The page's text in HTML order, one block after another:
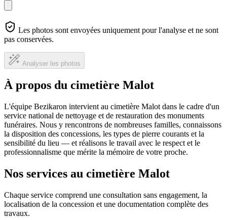
Les photos sont envoyées uniquement pour l'analyse et ne sont
pas conservées.
Analyser les photos
À propos du cimetière Malot
L'équipe Bezikaron intervient au cimetière Malot dans le cadre d'un
service national de nettoyage et de restauration des monuments
funéraires. Nous y rencontrons de nombreuses familles, connaissons
la disposition des concessions, les types de pierre courants et la
sensibilité du lieu — et réalisons le travail avec le respect et le
professionnalisme que mérite la mémoire de votre proche.
Nos services au cimetière Malot
Chaque service comprend une consultation sans engagement, la
localisation de la concession et une documentation complète des
travaux.